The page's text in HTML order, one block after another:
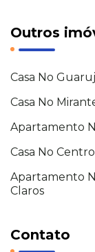
Outros
Casa No
Casa No
Apartamento
Casa No
Apartamento
Claros
Contato